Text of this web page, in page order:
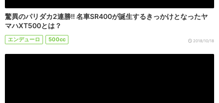
驚異のパリダカ2連勝!! 名車SR400が誕生するきっかけとなったヤ
マハXT500とは？
エンデューロ 500cc 2018/10/18